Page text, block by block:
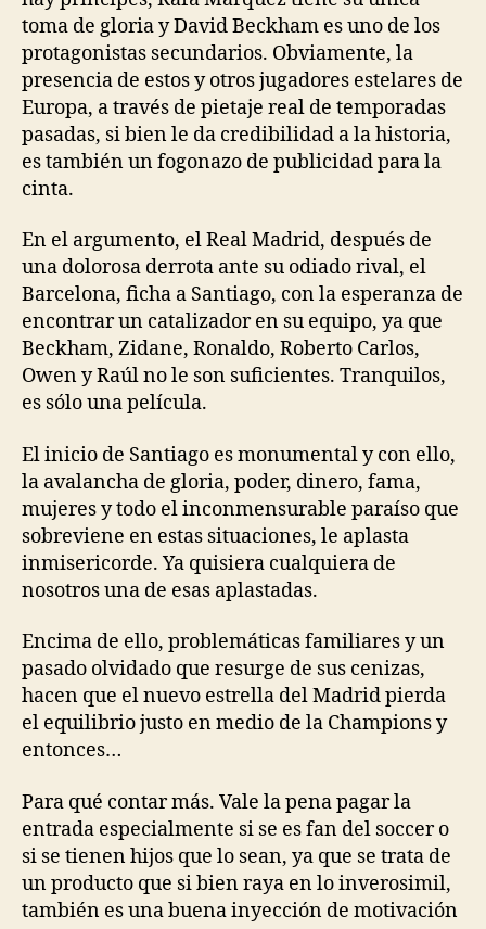
toma de gloria y David Beckham es uno de los
protagonistas secundarios. Obviamente, la
presencia de estos y otros jugadores estelares de
Europa, a través de pietaje real de temporadas
pasadas, si bien le da credibilidad a la historia,
es también un fogonazo de publicidad para la
cinta.
En el argumento, el Real Madrid, después de
una dolorosa derrota ante su odiado rival, el
Barcelona, ficha a Santiago, con la esperanza de
encontrar un catalizador en su equipo, ya que
Beckham, Zidane, Ronaldo, Roberto Carlos,
Owen y Raúl no le son suficientes. Tranquilos,
es sólo una película.
El inicio de Santiago es monumental y con ello,
la avalancha de gloria, poder, dinero, fama,
mujeres y todo el inconmensurable paraíso que
sobreviene en estas situaciones, le aplasta
inmisericorde. Ya quisiera cualquiera de
nosotros una de esas aplastadas.
Encima de ello, problemáticas familiares y un
pasado olvidado que resurge de sus cenizas,
hacen que el nuevo estrella del Madrid pierda
el equilibrio justo en medio de la Champions y
entonces…
Para qué contar más. Vale la pena pagar la
entrada especialmente si se es fan del soccer o
si se tienen hijos que lo sean, ya que se trata de
un producto que si bien raya en lo inverosimil,
también es una buena inyección de motivación